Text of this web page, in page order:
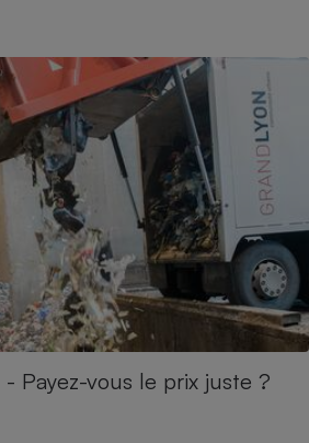
Payez-vous le prix juste ?